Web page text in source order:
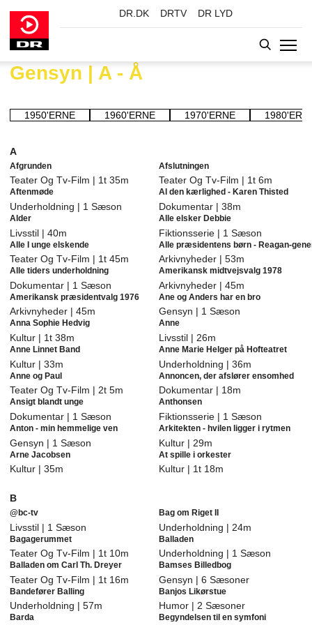
GÅ TIL INDHOLD
DR.DK DRTV DR LYD
Gensyn | A - Å
1950'ERNE 1960'ERNE 1970'ERNE
A
Afgrunden
Teater Og Tv-Film | 1t 35m
Afslutningen
Teater Og Tv-Film | 1t 6m
Aftenmøde
Underholdning | 1 Sæson
Al den kærlighed - Karen Thisted
Dokumentar | 38m
Alder
Livsstil | 40m
Alle elsker Debbie
Fiktionsserie | 1 Sæson
Alle I unge elskende
Teater Og Tv-Film | 1t 45m
Alle præsidentens børn - Reagan-
Arkivnyheder | 53m
Alle tiders underholdning
Dokumentar | 1 Sæson
Amerikansk midtvejsvalg 1978
Arkivnyheder | 45m
Amerikansk præsidentvalg 1976
Arkivnyheder | 45m
Ane og Anders har en bro
Gensyn | 1 Sæson
Anna Sophie Hedvig
Kultur | 1t 38m
Anne
Livsstil | 26m
Anne Linnet Band
Kultur | 33m
Anne Marie Helger på Hofteatret
Underholdning | 36m
Anne og Paul
Teater Og Tv-Film | 2t 5m
Annoncen, der afslører ensomhed
Dokumentar | 18m
Ansigt blandt unge
Dokumentar | 1 Sæson
Anthonsen
Fiktionsserie | 1 Sæson
Anton - min hemmelige ven
Gensyn | 1 Sæson
Arkitekten - hvilen ligger i rytmen
Kultur | 29m
Arne Jacobsen
Kultur | 35m
At spille i orkester
Kultur | 1t 18m
B
@bc-tv
Livsstil | 1 Sæson
Bag om Riget II
Underholdning | 24m
Bagagerummet
Teater Og Tv-Film | 1t 10m
Balladen
Underholdning | 1 Sæson
Balladen om Carl Th. Dreyer
Teater Og Tv-Film | 1t 16m
Bamses Billedbog
Gensyn | 6 Sæsoner
Bandefører Balling
Underholdning | 57m
Banjos Likørstue
Humor | 2 Sæsoner
Barda Begyndelsen til en symfoni